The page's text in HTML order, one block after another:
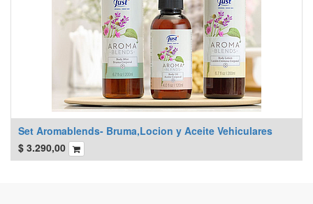
Set Aromablends- Bruma,Locion y Aceite Vehiculares
$ 3.290,00